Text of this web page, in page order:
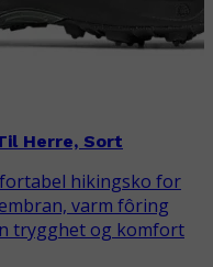
Herre, Sort
hikingsko for
varm fôring
trygghet og komfort